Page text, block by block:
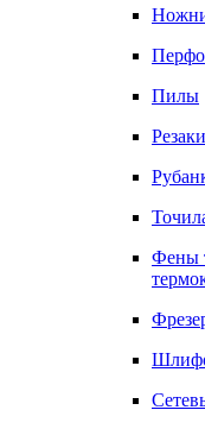
Пилы
Фены